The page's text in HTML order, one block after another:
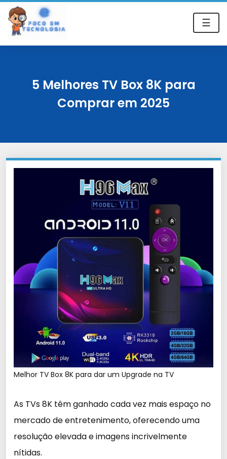
☰
5 Melhores TV Box 8K para
Comprar em 2025
Melhor TV Box 8K para dar um Upgrade na TV
As TVs 8K têm ganhado cada vez mais espaço no
mercado de entretenimento, oferecendo uma
resolução elevada e imagens incrivelmente
nítidas.